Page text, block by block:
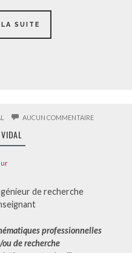
SUITE
AUCUN COMMENTAIRESUR
de recherche
professionnelles
ou de recherche